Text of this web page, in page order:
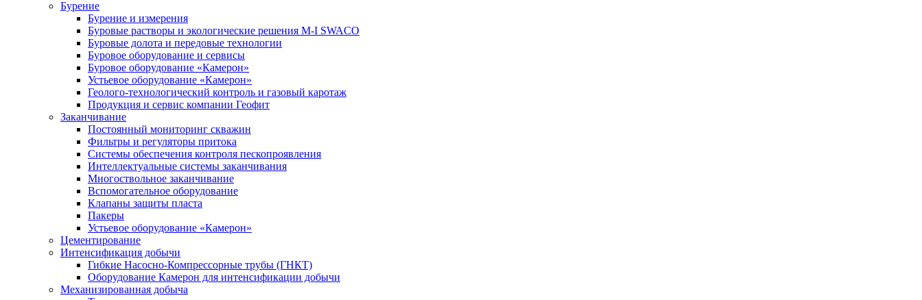
Бурение
Бурение и измерения
Буровые растворы и экологические решения M-I SWACO
Буровые долота и передовые технологии
Буровое оборудование и сервисы
Буровое оборудование «Камерон»
Устьевое оборудование «Камерон»
Геолого-технологический контроль и газовый каротаж
Продукция и сервис компании Геофит
Заканчивание
Постоянный мониторинг скважин
Фильтры и регуляторы притока
Cистемы обеспечения контроля пескопроявления
Интеллектуальные системы заканчивания
Многоствольное заканчивание
Вспомогательное оборудование
Клапаны защиты пласта
Пакеры
Устьевое оборудование «Камерон»
Цементирование
Интенсификация добычи
Гибкие Насосно-Компрессорные трубы (ГНКТ)
Оборудование Камерон для интенсификации добычи
Механизированная добыча